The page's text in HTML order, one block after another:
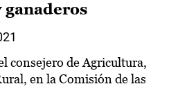
consejero de Agricultura,
en la Comisión de las